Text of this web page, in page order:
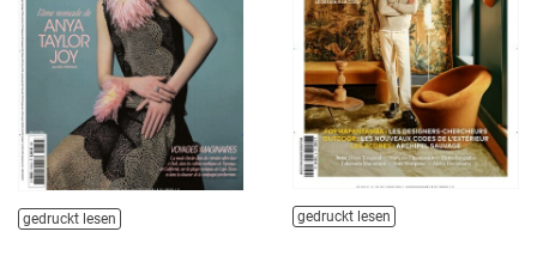
gedruckt lesen
gedruckt lesen